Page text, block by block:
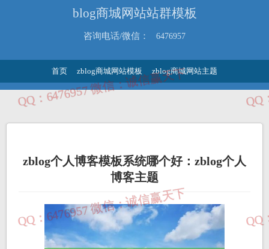
blog商城网站站群模板
咨询电话/微信： 6476957
首页 zblog商城网站模板 zblog商城网站主题
zblog个人博客模板系统哪个好：zblog个人
博客主题